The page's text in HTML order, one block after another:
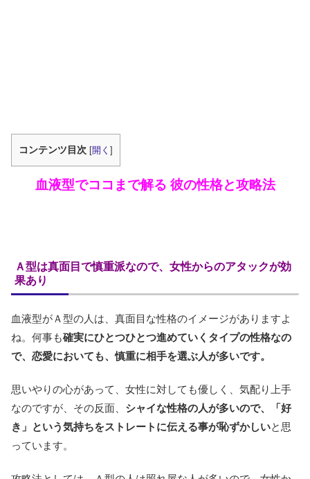
コンテンツ目次 [開く ]
血液型でココまで解る 彼の性格と攻略法
Ａ型は真面目で慎重派なので、女性からのアタックが効
果あり
血液型がＡ型の人は、真面目な性格のイメージがありますよ
ね。何事も確実にひとつひとつ進めていくタイプの性格なの
で、恋愛においても、慎重に相手を選ぶ人が多いです。
思いやりの心があって、女性に対しても優しく、気配り上手
なのですが、その反面、 シャイな性格の人が多いので、「好
き」という気持ちをストレートに伝える事が恥ずかしいと思
っています。